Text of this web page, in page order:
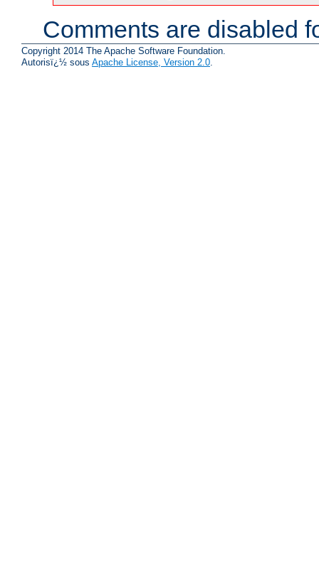
Comments are disabled
Copyright 2014 The Apache Software Foundation.
Autorisï¿½ sous Apache License, Version 2.0.